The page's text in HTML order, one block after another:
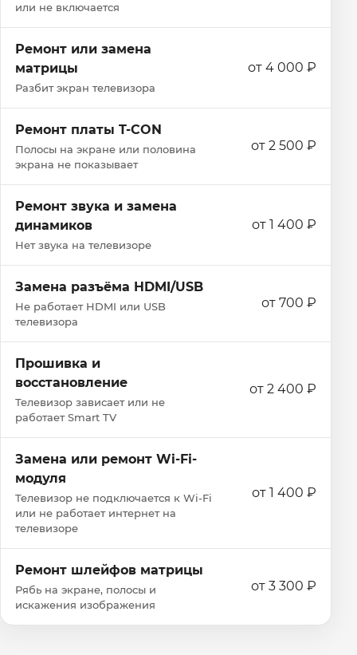
или не включается
Ремонт или замена
матрицы
Разбит экран телевизора
от 4 000 ₽
Ремонт платы T-CON
Полосы на экране или половина
экрана не показывает
от 2 500 ₽
Ремонт звука и замена
динамиков
Нет звука на телевизоре
от 1 400 ₽
Замена разъёма HDMI/USB
Не работает HDMI или USB
телевизора
от 700 ₽
Прошивка и
восстановление
Телевизор зависает или не
работает Smart TV
от 2 400 ₽
Замена или ремонт Wi‑Fi-
модуля
Телевизор не подключается к Wi‑Fi
или не работает интернет на
телевизоре
от 1 400 ₽
Ремонт шлейфов матрицы
Рябь на экране, полосы и
искажения изображения
от 3 300 ₽